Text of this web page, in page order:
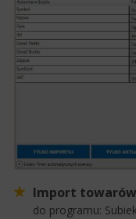
Import towarów
do programu: